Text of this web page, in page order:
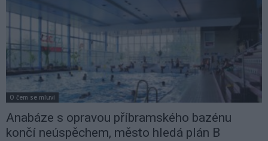
O čem se mluví
Anabáze s opravou příbramského bazénu
končí neúspěchem, město hledá plán B